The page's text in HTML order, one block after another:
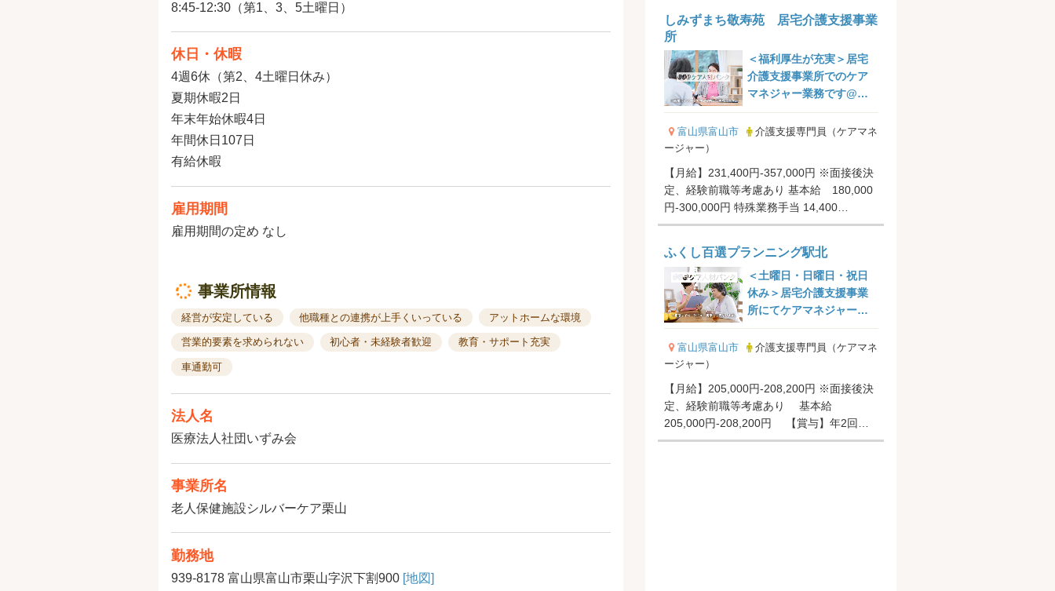
8:45-12:30（第1、3、5土曜日）
休日・休暇
4週6休（第2、4土曜日休み）
夏期休暇2日
年末年始休暇4日
年間休日107日
有給休暇
雇用期間
雇用期間の定め なし
事業所情報
経営が安定している 他職種との連携が上手くいっている アットホームな環境
営業的要素を求められない 初心者・未経験者歓迎 教育・サポート充実
車通勤可
法人名
医療法人社団いずみ会
事業所名
老人保健施設シルバーケア栗山
勤務地
939-8178 富山県富山市栗山字沢下割900 [地図]
しみずまち敬寿苑 居宅介護支援事業
所
＜福利厚生が充実＞居宅
介護支援事業所でのケア
マネジャー業務です@富
山市
富山県富山市
介護支援専門員（ケアマネ
ージャー）
【月給】231,400円-357,000円 ※面接後決
定、経験前職等考慮あり 基本給 180,000
円-300,000円 特殊業務手当 14,400
円-20,0...
ふくし百選プランニング駅北
＜土曜日・日曜日・祝日
休み＞居宅介護支援事業
所にてケアマネジャー募
集＠富山市
富山県富山市
介護支援専門員（ケアマネ
ージャー）
【月給】205,000円-208,200円 ※面接後決
定、経験前職等考慮あり 基本給
205,000円-208,200円 【賞与】年2回、
3.00ヶ月分（...